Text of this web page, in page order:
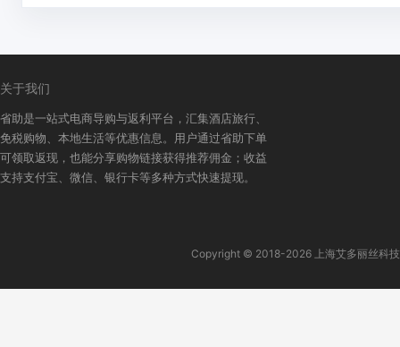
关于我们
省助是一站式电商导购与返利平台，汇集酒店旅行、
免税购物、本地生活等优惠信息。用户通过省助下单
可领取返现，也能分享购物链接获得推荐佣金；收益
支持支付宝、微信、银行卡等多种方式快速提现。
Copyright © 2018-2026 上海艾多丽丝科